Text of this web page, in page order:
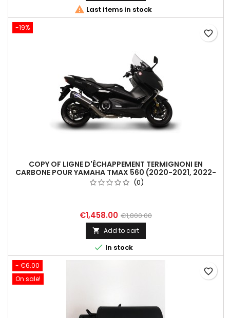
Son design élégant et noir mat s'intègre parfaitement à votre
Tmax, lui...
 Last items in stock
-19%
COPY OF LIGNE D'ÉCHAPPEMENT TERMIGNONI EN
CARBONE POUR YAMAHA TMAX 560 (2020-2021, 2022-
2024)
(0)
€1,458.00 €1,800.00
 Add to cart
 In stock
favorite_border
- €6.00
On sale!
favorite_border